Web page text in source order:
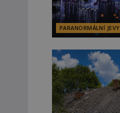
PARANORMÁLNÍ JEVY